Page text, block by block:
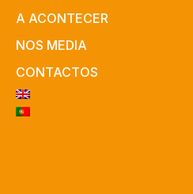
A ACONTECER
NOS MEDIA
CONTACTOS